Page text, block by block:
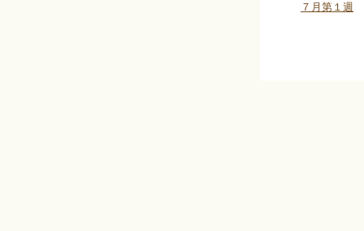
７月第１週